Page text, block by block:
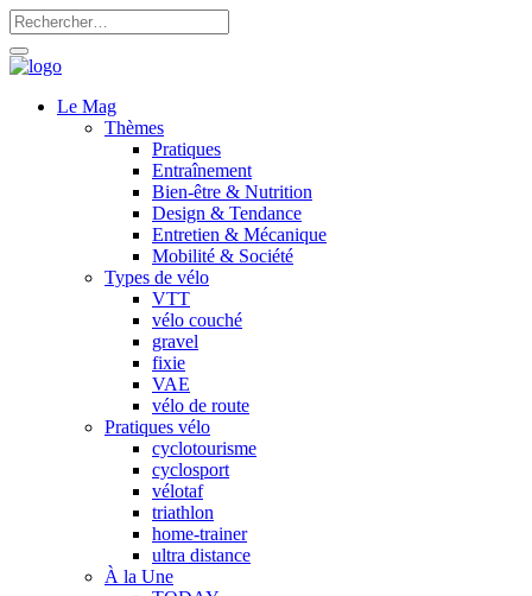
Le Mag
Thèmes
Pratiques
Entraînement
Bien-être & Nutrition
Design & Tendance
Entretien & Mécanique
Mobilité & Société
Types de vélo
VTT
vélo couché
gravel
fixie
VAE
vélo de route
Pratiques vélo
cyclotourisme
cyclosport
vélotaf
triathlon
home-trainer
ultra distance
À la Une